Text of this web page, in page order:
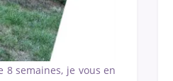
8 semaines, je vous en